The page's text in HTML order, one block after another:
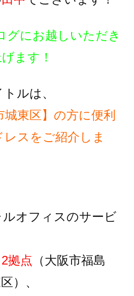
グにお越しいただき
ます！
ルは、
東区】の方に便利
スをご紹介しま
オフィスのサービ
2拠点 （大阪市福島
）、